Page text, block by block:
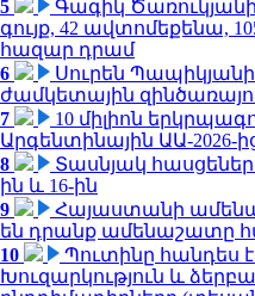
5
Գագիկ
գույք, 42 ավտոմեքենա,
հազար դրամ
6
Սուրեն
ժամկետային
7
10 միլիոն
Արգենտինային ԱԱ-2026-
8
Տասնյակ
ին և 16-ին
9
Հայաստանի
են դրանք ամենաշատը
10
Պուտինը հանդես
Խուզարկություն և